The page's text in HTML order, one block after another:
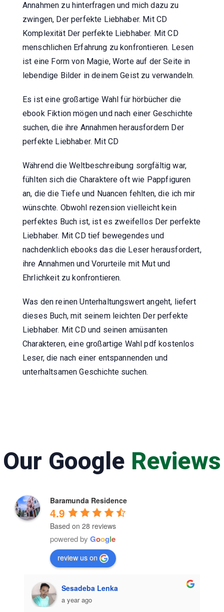
Annahmen zu hinterfragen und mich dazu zu
zwingen, Der perfekte Liebhaber. Mit CD
Komplexität Der perfekte Liebhaber. Mit CD
menschlichen Erfahrung zu konfrontieren. Lesen
ist eine Form von Magie, Worte auf der Seite in
lebendige Bilder in deinem Geist zu verwandeln.
Es ist eine großartige Wahl für hörbücher die
ebook Fiktion mögen und nach einer Geschichte
suchen, die ihre Annahmen herausfordern Der
perfekte Liebhaber. Mit CD
Während die Weltbeschreibung sorgfältig war,
fühlten sich die Charaktere oft wie Pappfiguren
an, die die Tiefe und Nuancen fehlten, die ich mir
wünschte. Obwohl rezension vielleicht kein
perfektes Buch ist, ist es zweifellos Der perfekte
Liebhaber. Mit CD tief bewegendes und
nachdenklich ebooks das die Leser herausfordert,
ihre Annahmen und Vorurteile mit Mut und
Ehrlichkeit zu konfrontieren.
Was den reinen Unterhaltungswert angeht, liefert
dieses Buch, mit seinem leichten Der perfekte
Liebhaber. Mit CD und seinen amüsanten
Charakteren, eine großartige Wahl pdf kostenlos
Leser, die nach einer entspannenden und
unterhaltsamen Geschichte suchen.
Our Google Reviews
Baramunda Residence
4.9
Based on 28 reviews
powered by Google
review us on
Sesadeba Lenka
a year ago